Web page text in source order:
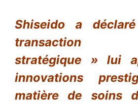
Shiseido a
transaction
stratégique » lui
innovations
matière de soins